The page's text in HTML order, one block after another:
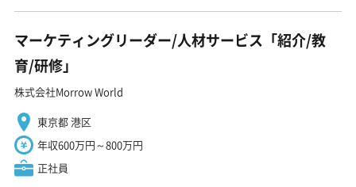
マーケティングリーダー/人材サービス「紹介/教
育/研修」
株式会社Morrow World
東京都 港区
年収600万円～800万円
正社員